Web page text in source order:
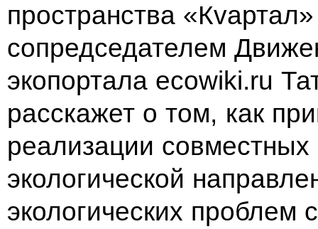
пространства
сопредседателем
экопортала ecowiki.ru
расскажет о том, как
реализации совместных
экологической
экологических